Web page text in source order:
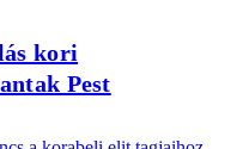
kori
Pest